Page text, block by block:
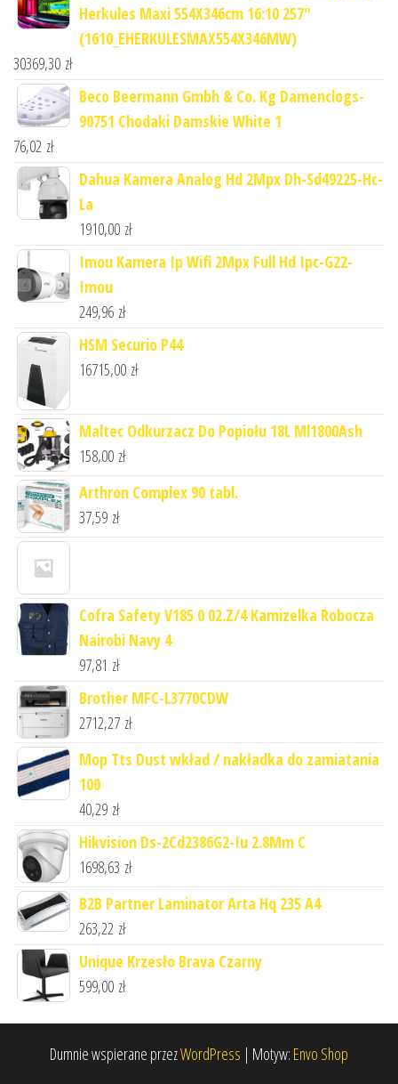
Herkules Maxi 554X346cm 16:10 257"
(1610_EHERKULESMAX554X346MW)
30369,30 zł
Beco Beermann Gmbh & Co. Kg Damenclogs-
90751 Chodaki Damskie White 1
76,02 zł
Dahua Kamera Analog Hd 2Mpx Dh-Sd49225-Hc-
La
1910,00 zł
Imou Kamera Ip Wifi 2Mpx Full Hd Ipc-G22-
Imou
249,96 zł
HSM Securio P44
16715,00 zł
Maltec Odkurzacz Do Popiołu 18L Ml1800Ash
158,00 zł
Arthron Complex 90 tabl.
37,59 zł
Cofra Safety V185 0 02.Z/4 Kamizelka Robocza
Nairobi Navy 4
97,81 zł
Brother MFC-L3770CDW
2712,27 zł
Mop Tts Dust wkład / nakładka do zamiatania
100
40,29 zł
Hikvision Ds-2Cd2386G2-Iu 2.8Mm C
1698,63 zł
B2B Partner Laminator Arta Hq 235 A4
263,22 zł
Unique Krzesło Brava Czarny
599,00 zł
Dumnie wspierane przezWordPress | Motyw: Envo Shop